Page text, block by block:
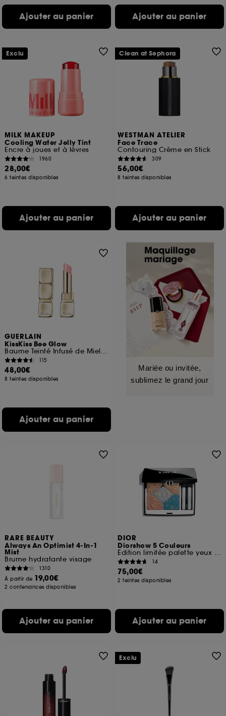
Ajouter au panier Ajouter au panier
MILK MAKEUP
Cooling Water Jelly Tint
Encre à joues et à lèvres
1960
28,00€
6 teintes disponibles
Ajouter au panier
Exclu
WESTMAN ATELIER
Face Trace
Contouring Crème en Stick
309
56,00€
8 teintes disponibles
Ajouter au panier
Clean at Sephora
GUERLAIN
KissKiss Bee Glow
Baume Teinté Infusé de Miel 98% d'origine naturelle
115
48,00€
8 teintes disponibles
Ajouter au panier
Mariée ou invitée,
sublimez le grand jour
RARE BEAUTY
Always An Optimist 4-In-1
Mist
Brume hydratante visage
1310
À partir de 19,00€
2 contenances disponibles
Ajouter au panier
DIOR
Diorshow 5 Couleurs
Édition limitée palette yeux 5 fards à paupières
14
75,00€
2 teintes disponibles
Ajouter au panier
Exclu